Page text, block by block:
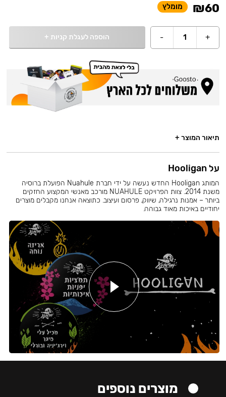
₪60 מומלץ
+
1
- הוספה לעגלת קניות +
תיאור המוצר +
על Hooligan
המותג Hooligan החדש נעשה על ידי חברת Nuahule הפועלת ברוסיה
משנת 2014. צוות הפרויקט NUAHULE מורכב מאנשי המקצוע החזקים
ביותר – אמנות נרגילה, שיווק, פרסום ועיצוב. כתוצאה אנחנו מקבלים מוצרים
יחודיים באיכות מאוד גבוהה.
מוצרים נוספים